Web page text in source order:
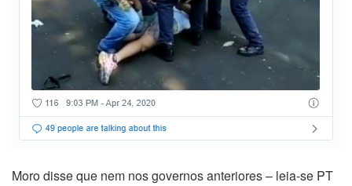
Moro disse que nem nos governos anteriores – leia-se PT